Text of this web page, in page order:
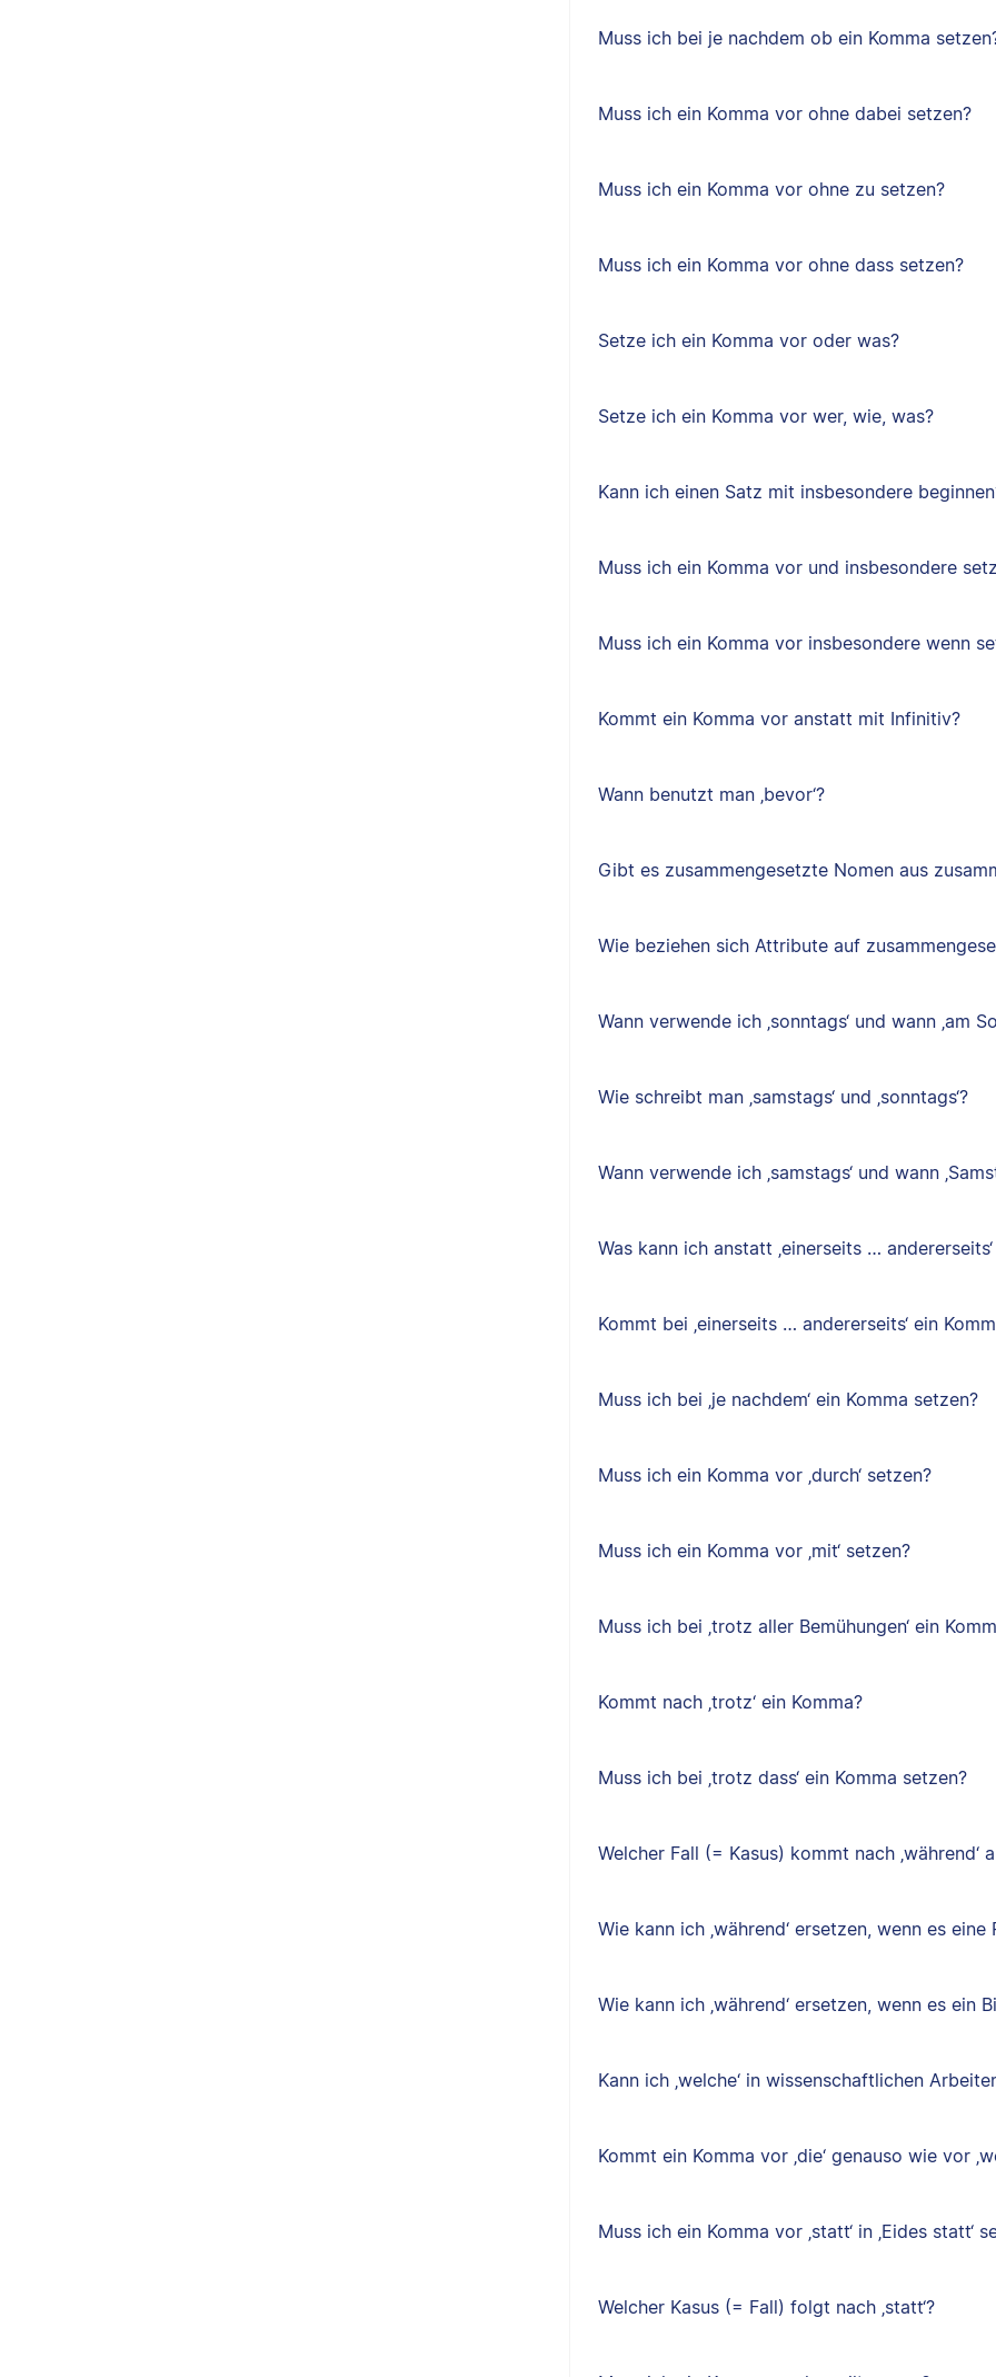
Muss ich bei je nachdem ob ein Komma
Muss ich ein Komma vor ohne dabei setzen?
Muss ich ein Komma vor ohne zu setzen?
Muss ich ein Komma vor ohne dass setzen?
Setze ich ein Komma vor oder was?
Setze ich ein Komma vor wer, wie, was?
Kann ich einen Satz mit insbesondere
Muss ich ein Komma vor und insbesondere
Muss ich ein Komma vor insbesondere wenn
Kommt ein Komma vor anstatt mit Infinitiv?
Wann benutzt man ‚bevor‘?
Gibt es zusammengesetzte Nomen aus
Wie beziehen sich Attribute auf
Wann verwende ich ‚sonntags‘ und wann ‚am
Wie schreibt man ‚samstags‘ und ‚sonntags‘?
Wann verwende ich ‚samstags‘ und wann
Was kann ich anstatt ‚einerseits …
Kommt bei ‚einerseits … andererseits‘ ein
Muss ich bei ‚je nachdem‘ ein Komma setzen?
Muss ich ein Komma vor ‚durch‘ setzen?
Muss ich ein Komma vor ‚mit‘ setzen?
Muss ich bei ‚trotz aller Bemühungen‘ ein
Kommt nach ‚trotz‘ ein Komma?
Muss ich bei ‚trotz dass‘ ein Komma setzen?
Welcher Fall (= Kasus) kommt nach ‚während‘
Wie kann ich ‚während‘ ersetzen, wenn es
Wie kann ich ‚während‘ ersetzen, wenn es ein
Kann ich ‚welche‘ in wissenschaftlichen
Kommt ein Komma vor ‚die‘ genauso wie vor
Muss ich ein Komma vor ‚statt‘ in ‚Eides statt‘
Welcher Kasus (= Fall) folgt nach ‚statt‘?